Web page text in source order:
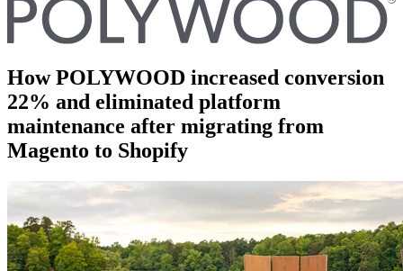
How POLYWOOD increased conversion
22% and eliminated platform
maintenance after migrating from
Magento to Shopify